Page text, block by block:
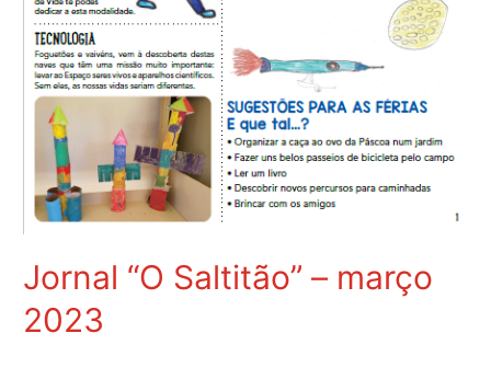
Jornal “O Saltitão” – março
2023